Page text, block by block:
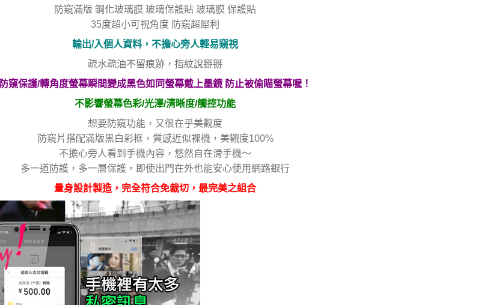
防窺滿版 鋼化玻璃膜 玻璃保護貼 玻璃膜 保護貼
35度超小可視角度 防窺超犀利
輸出/入個人資料，不擔心旁人輕易窺視
疏水疏油不留痕跡，指紋說掰掰
防窺保護/轉角度螢幕瞬間變成黑色如同螢幕戴上墨鏡 防止被偷瞄螢幕喔！
不影響螢幕色彩/光澤/清晰度/觸控功能
想要防窺功能，又很在乎美觀度
防窺片搭配滿版黑白彩框，質感近似裸機，美觀度100%
不擔心旁人看到手機內容，悠然自在滑手機～
多一道防護，多一層保護，即使出門在外也能安心使用網路銀行
量身設計製造，完全符合免裁切，最完美之組合